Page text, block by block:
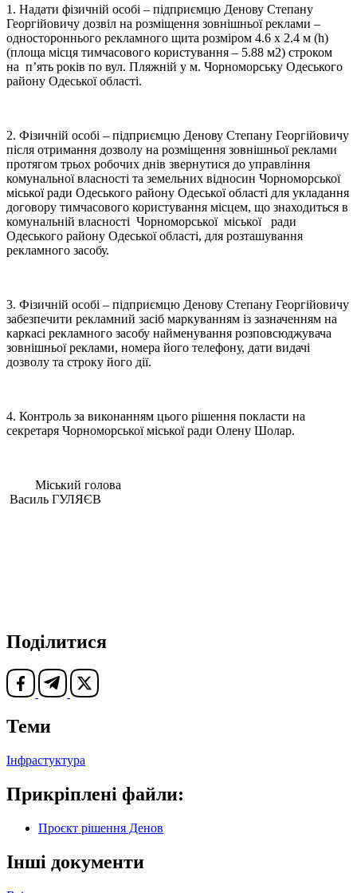
1. Надати фізичній особі – підприємцю Денову Степану
Георгійовичу дозвіл на розміщення зовнішньої реклами –
одностороннього рекламного щита розміром 4.6 х 2.4 м (h)
(площа місця тимчасового користування – 5.88 м2) строком
на п’ять років по вул. Пляжній у м. Чорноморську Одеського
району Одеської області.
2. Фізичній особі – підприємцю Денову Степану Георгійовичу
після отримання дозволу на розміщення зовнішньої реклами
протягом трьох робочих днів звернутися до управління
комунальної власності та земельних відносин Чорноморської
міської ради Одеського району Одеської області для укладання
договору тимчасового користування місцем, що знаходиться в
комунальній власності Чорноморської міської ради
Одеського району Одеської області, для розташування
рекламного засобу.
3. Фізичній особі – підприємцю Денову Степану Георгійовичу
забезпечити рекламний засіб маркуванням із зазначенням на
каркасі рекламного засобу найменування розповсюджувача
зовнішньої реклами, номера його телефону, дати видачі
дозволу та строку його дії.
4. Контроль за виконанням цього рішення покласти на
секретаря Чорноморської міської ради Олену Шолар.
Міський голова
Василь ГУЛЯЄВ
Поділитися
Теми
Інфрастуктура
Прикріплені файли:
Проєкт рішення Денов
Інші документи